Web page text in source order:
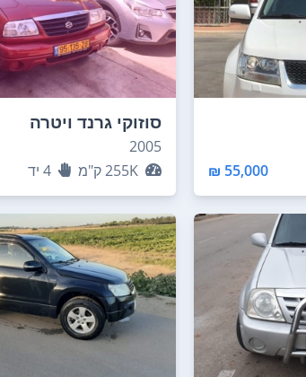
55,000 ₪
סוזוקי גרנד ויטרה
2005
255Kק"מ 4יד